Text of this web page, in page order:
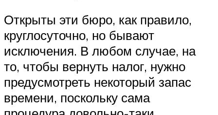
Открыты эти бюро, как правило,
круглосуточно, но бывают
исключения. В любом случае, на
то, чтобы вернуть налог, нужно
предусмотреть некоторый запас
времени, поскольку сама